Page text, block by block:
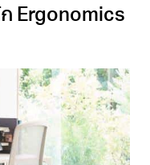
Ergonomics